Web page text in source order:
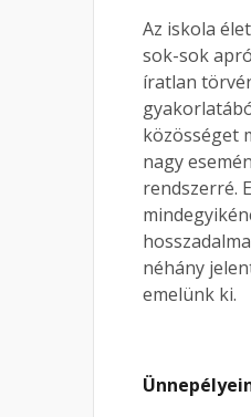
Az iskola
sok-sok
íratlan
közösséget
nagy
rendszerré.
néhány
emelünk ki.